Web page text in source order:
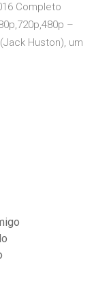
Completo
–
Huston), um